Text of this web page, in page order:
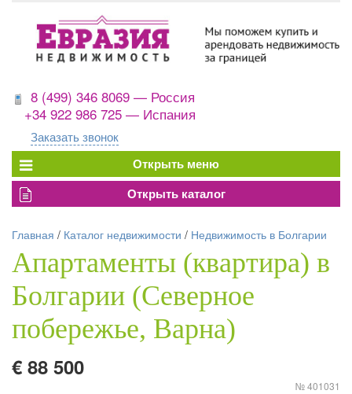
8 (499) 346 8069 — Россия
+34 922 986 725 — Испания
Заказать звонок
Главная / Каталог недвижимости / Недвижимость в Болгарии
Апартаменты (квартира) в
Болгарии (Северное
побережье, Варна)
€ 88 500
№ 401031